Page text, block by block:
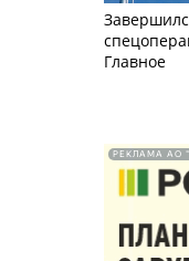
Главное
РЕКЛАМА АО